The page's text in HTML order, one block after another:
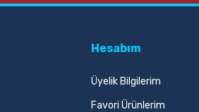
Hesabım
Üyelik Bilgilerim
Favori Ürünlerim